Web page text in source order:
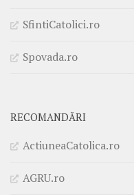
SfintiCatolici.ro
Spovada.ro
RECOMANDĂRI
ActiuneaCatolica.ro
AGRU.ro